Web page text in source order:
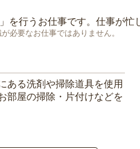
」を行うお仕事です。仕事が忙
必要なお仕事ではありません。
ある洗剤や掃除道具を使用
部屋の掃除・片付けなどを